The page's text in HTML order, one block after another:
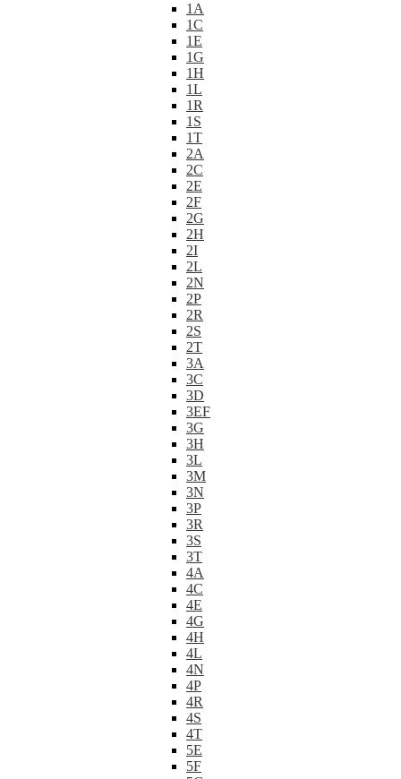
1A
1C
1E
1G
1H
1L
1R
1S
1T
2A
2C
2E
2F
2G
2H
2I
2L
2N
2P
2R
2S
2T
3A
3C
3D
3EF
3G
3H
3L
3M
3N
3P
3R
3S
3T
4A
4C
4E
4G
4H
4L
4N
4P
4R
4S
4T
5E
5F